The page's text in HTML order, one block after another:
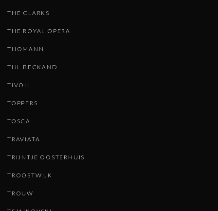
THE CLARKS
THE ROYAL OPERA
THOMANN
TIJL BECKAND
TIVOLI
TOPPERS
TOSCA
TRAVIATA
TRIJNTJE OOSTERHUIS
TROOSTWIJK
TROUW